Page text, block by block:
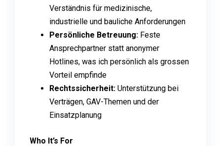
Verständnis für medizinische,
industrielle und bauliche Anforderungen
Persönliche Betreuung: Feste
Ansprechpartner statt anonymer
Hotlines, was ich persönlich als grossen
Vorteil empfinde
Rechtssicherheit: Unterstützung bei
Verträgen, GAV-Themen und der
Einsatzplanung
Who It’s For